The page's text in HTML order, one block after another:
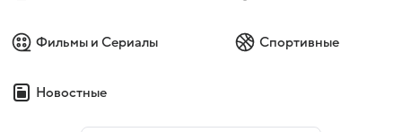
Фильмы и Сериалы Спортивные
Новостные